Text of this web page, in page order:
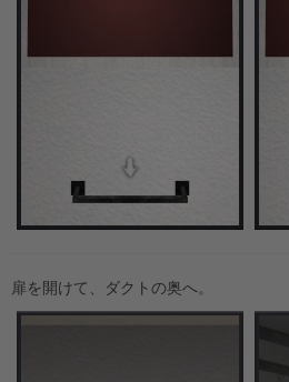
扉を開けて、ダクトの奥へ。